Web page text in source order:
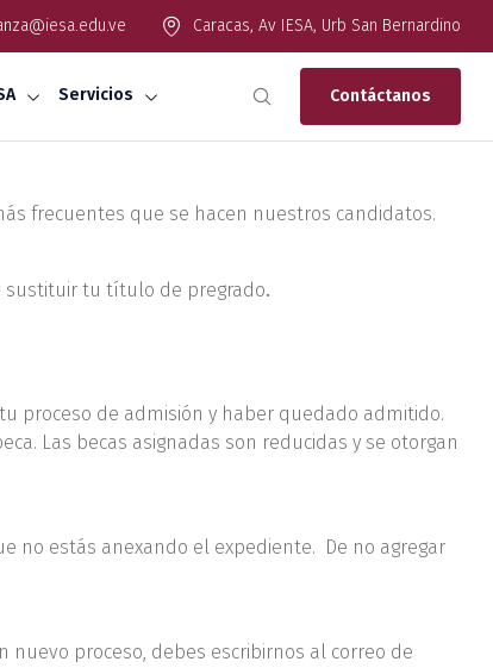
Caracas, Av IESA, Urb San Bernardino
Servicios Contáctanos
frecuentes que se hacen nuestros candidatos.
sustituir tu título de pregrado.
proceso de admisión y haber quedado admitido.
Las becas asignadas son reducidas y se otorgan
no estás anexando el expediente. De no agregar
proceso, debes escribirnos al correo de